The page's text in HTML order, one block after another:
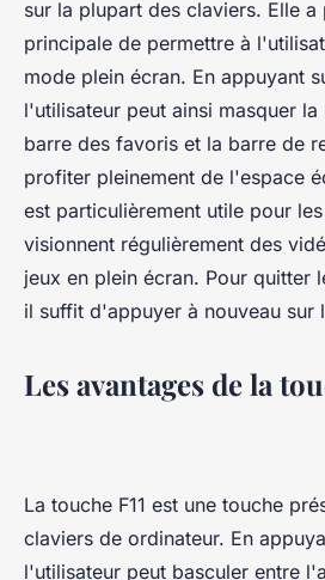
sur la plupart des claviers. Elle
principale de permettre à
mode plein écran. En appuyant
l'utilisateur peut ainsi masquer
barre des favoris et la barre de
profiter pleinement de l'espace
est particulièrement utile pour
visionnent régulièrement des
jeux en plein écran. Pour quitter
il suffit d'appuyer à nouveau sur
Les avantages de la
La touche F11 est une touche
claviers de ordinateur. En
l'utilisateur peut basculer entre